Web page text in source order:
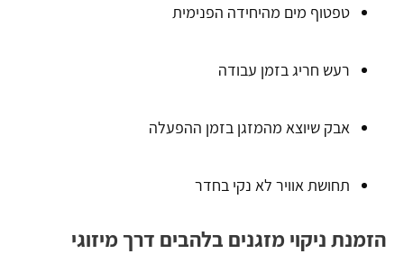
טפטוף מים מהיחידה הפנימית
רעש חריג בזמן עבודה
אבק שיוצא מהמזגן בזמן ההפעלה
תחושת אוויר לא נקי בחדר
הזמנת ניקוי מזגנים בלהבים דרך מיזוגי